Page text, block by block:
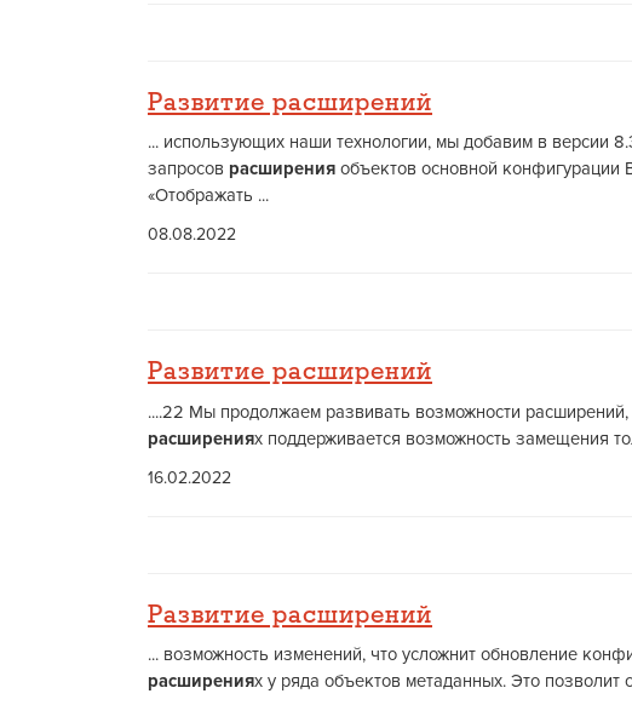
Развитие расширений
... использующих наши технологии, мы добавим в версии
запросов расширения объектов основной конфигурации
«Отображать ...
08.08.2022
Развитие расширений
....22 Мы продолжаем развивать возможности
расширениях поддерживается возможность замещения
16.02.2022
Развитие расширений
... возможность изменений, что усложнит обновление
расширениях у ряда объектов метаданных. Это